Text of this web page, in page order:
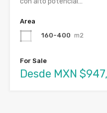
Area
160-400 m2
For Sale
Desde MXN